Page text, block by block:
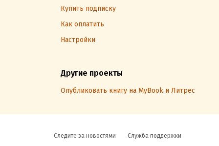
Купить подписку
Как оплатить
Настройки
Другие проекты
Опубликовать книгу на MyBook и Литрес
Следите за новостями Служба поддержки